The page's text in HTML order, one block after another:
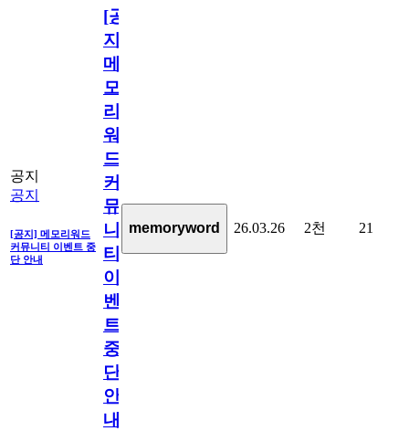
공지
공지
[공지] 메모리워드
커뮤니티 이벤트 중
단 안내
[공
지]
메
모
리
워
드
커
뮤
니
티
이
벤
트
중
단
안
내
memoryword 26.03.26 2천 21